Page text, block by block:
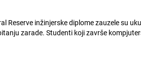
Reserve inžinjerske diplome zauzele su
zarade. Studenti koji završe